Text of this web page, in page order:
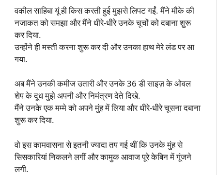
वकील साहिबा यूं ही किस करती हुई मुझसे लिपट गईं. मैंने मौके की
नजाकत को समझा और मैंने धीरे-धीरे उनके चूचों को दबाना शुरू
कर दिया.
उन्होंने ही मस्ती करना शुरू कर दी और उनका हाथ मेरे लंड पर आ
गया.
अब मैंने उनकी कमीज उतारी और उनके 36 डी साइज़ के ओवल
शेप के दूध मुझे अपनी और निमंत्रण देते दिखे.
मैंने उनके एक मम्मे को अपने मुंह में लिया और धीरे-धीरे चूसना दबाना
शुरू कर दिया.
वो इस कामवासना से इतनी ज्यादा तप गई थीं कि उनके मुंह से
सिसकारियां निकलने लगीं और कामुक आवाज पूरे केबिन में गूंजने
लगी.